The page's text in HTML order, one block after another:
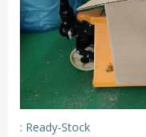
: Ready-Stock